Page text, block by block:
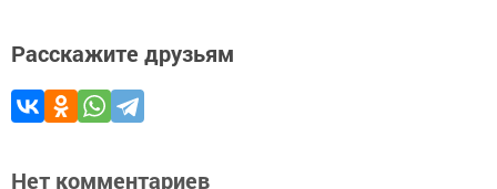
Расскажите друзьям
Нет комментариев